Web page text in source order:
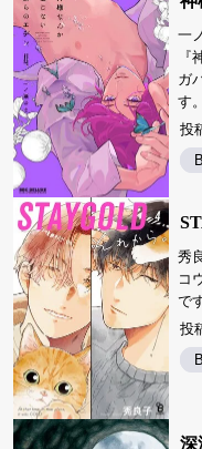
一
ガ
す
投
秀
コ
で
投
深